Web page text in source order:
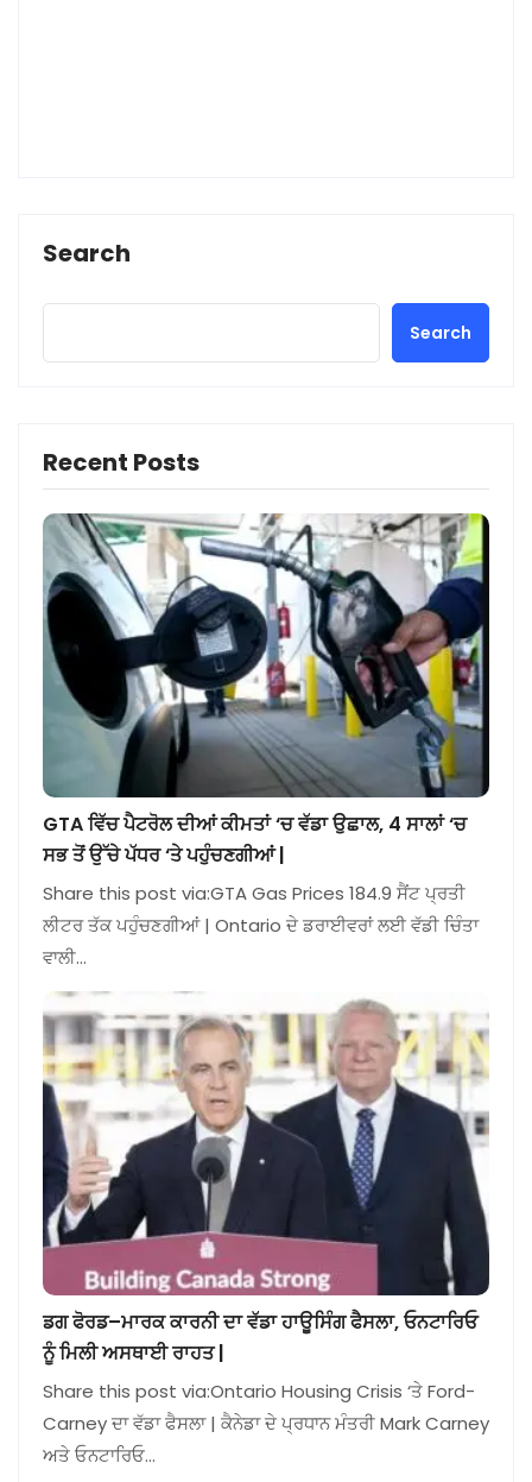
Search
Search
Recent Posts
GTA ਵਿੱਚ ਪੈਟਰੋਲ ਦੀਆਂ ਕੀਮਤਾਂ ‘ਚ ਵੱਡਾ ਉਛਾਲ, 4 ਸਾਲਾਂ ‘ਚ
ਸਭ ਤੋਂ ਉੱਚੇ ਪੱਧਰ ‘ਤੇ ਪਹੁੰਚਣਗੀਆਂ |
Share this post via:GTA Gas Prices 184.9 ਸੈਂਟ ਪ੍ਰਤੀ
ਲੀਟਰ ਤੱਕ ਪਹੁੰਚਣਗੀਆਂ | Ontario ਦੇ ਡਰਾਈਵਰਾਂ ਲਈ ਵੱਡੀ ਚਿੰਤਾ
ਵਾਲੀ…
ਡਗ ਫੋਰਡ–ਮਾਰਕ ਕਾਰਨੀ ਦਾ ਵੱਡਾ ਹਾਊਸਿੰਗ ਫੈਸਲਾ, ਓਨਟਾਰਿਓ
ਨੂੰ ਮਿਲੀ ਅਸਥਾਈ ਰਾਹਤ |
Share this post via:Ontario Housing Crisis ‘ਤੇ Ford-
Carney ਦਾ ਵੱਡਾ ਫੈਸਲਾ | ਕੈਨੇਡਾ ਦੇ ਪ੍ਰਧਾਨ ਮੰਤਰੀ Mark Carney
ਅਤੇ ਓਨਟਾਰਿਓ…